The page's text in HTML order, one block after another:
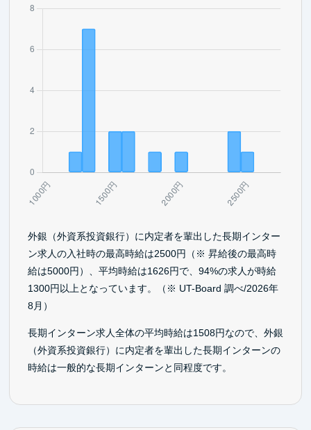
外銀（外資系投資銀行）に内定者を輩出した長期インター
ン求人の入社時の最高時給は2500円（※ 昇給後の最高時
給は5000円）、平均時給は1626円で、94%の求人が時給
1300円以上となっています。（※ UT-Board 調べ/2026年
8月）
長期インターン求人全体の平均時給は1508円なので、外銀
（外資系投資銀行）に内定者を輩出した長期インターンの
時給は一般的な長期インターンと同程度です。